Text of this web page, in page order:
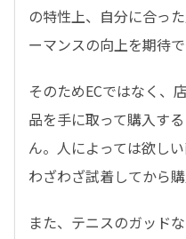
の特性上、自分に合っ
ーマンスの向上を期待で
そのためECではなく、
品を手に取って購入す
ん。人によっては欲し
わざわざ試着してから
また、テニスのガッド